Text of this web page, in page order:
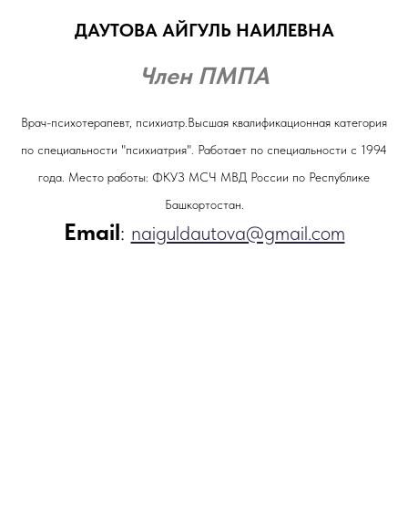
ДАУТОВА АЙГУЛЬ НАИЛЕВНА
Член ПМПА
Врач-психотерапевт, психиатр.Высшая квалификационная категория
по специальности "психиатрия". Работает по специальности с 1994
года. Место работы: ФКУЗ МСЧ МВД России по Республике
Башкортостан.
Email: naiguldautova@gmail.com